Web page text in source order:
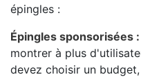
épingles :
Épingles sponsorisées :
montrer à plus
devez choisir un